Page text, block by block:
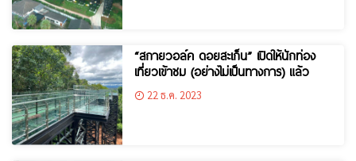
“สกายวอล์ค ดอยสะเก็น” เปิดให้นักท่อง
เที่ยวเข้าชม (อย่างไม่เป็นทางการ) แล้ว
22 ธ.ค. 2023